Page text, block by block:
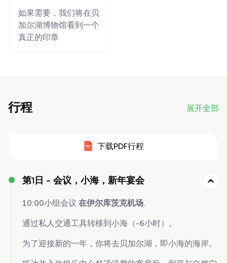
如果需要，我们将在贝
加尔湖博物馆看到一个
真正的印章
行程 展开全部
下载PDF行程
第1日 - 会议，小海，新年宴会
10:00小组会议 在伊尔库茨克机场.
通过私人交通工具转移到小海（-6小时）。
为了迎接新的一年，你将去贝加尔湖，即小海的海岸。